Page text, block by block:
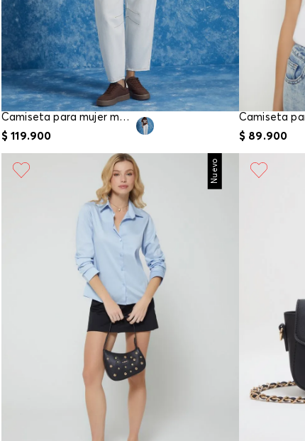
Camiseta para mujer manga corta
$ 119.900 $ 89.900
Nuevo